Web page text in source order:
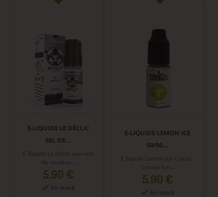
E-LIQUIDE LE DÉCLIC
SEL DE...
E liquide Le déclic aux sels
de nicotine...
Prix
5,90 €
En stock
E-LIQUIDE LEMON ICE
50/50...
E liquide Lemon Ice Cirkus
Lemon Ice...
Prix
5,90 €
En stock